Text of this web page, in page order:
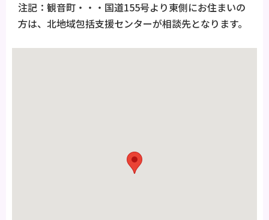
注記：観音町・・・国道155号より東側にお住まいの
方は、北地域包括支援センターが相談先となります。